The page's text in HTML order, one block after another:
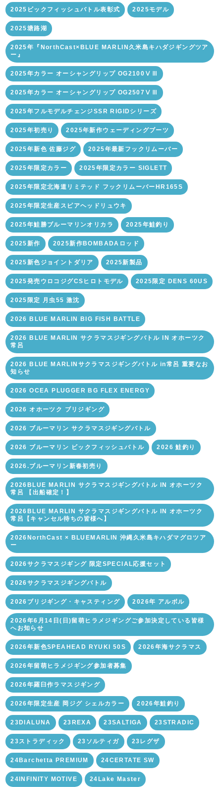
2025ビックフィッシュバトル表彰式 2025モデル
2025塘路湖
2025年『NorthCast×BLUE MARLIN久米島キハダジギングツア
ー』
2025年カラー オーシャングリップ OG2100ⅤⅢ
2025年カラー オーシャングリップ OG2507ⅤⅢ
2025年フルモデルチェンジSSR RIGIDシリーズ
2025年初売り 2025年新作ウェーディングブーツ
2025年新色 佐藤ジグ 2025年最新フックリムーバー
2025年限定カラー 2025年限定カラー SIGLETT
2025年限定北海道リミテッド フックリムーバーHR165S
2025年限定生産スピアヘッドリュウキ
2025年鮭勝ブルーマリンオリカラ 2025年鮭釣り
2025新作 2025新作BOMBADAロッド
2025新色ジョイントダリア 2025新製品
2025発売ウロコジグCSヒロトモデル 2025限定 DENS 60US
2025限定 月虫55 激沈
2026 BLUE MARLIN BIG FISH BATTLE
2026 BLUE MARLIN サクラマスジギングバトル IN オホーツク
常呂
2026 BLUE MARLINサクラマスジギングバトル in常呂 重要なお
知らせ
2026 OCEA PLUGGER BG FLEX ENERGY
2026 オホーツク ブリジギング
2026 ブルーマリン サクラマスジギングバトル
2026 ブルーマリン ビックフィッシュバトル 2026 鮭釣り
2026.ブルーマリン新春初売り
2026BLUE MARLIN サクラマスジギングバトル IN オホーツク
常呂 【出船確定！】
2026BLUE MARLIN サクラマスジギングバトル IN オホーツク
常呂【キャンセル待ちの皆様へ】
2026NorthCast × BLUEMARLIN 沖縄久米島キハダマグロツア
ー
2026サクラマスジギング 限定SPECIAL応援セット
2026サクラマスジギングバトル
2026ブリジギング・キャスティング 2026年 アルボル
2026年6月14日(日)留萌ヒラメジギングご参加決定している皆様
へお知らせ
2026年新色SPEAHEAD RYUKI 50S 2026年海サクラマス
2026年留萌ヒラメジギング参加者募集
2026年羅臼作ラマスジギング
2026年限定生産 岡ジグ シェルカラー 2026年鮭釣り
23DIALUNA 23REXA 23SALTIGA 23STRADIC
23ストラディック 23ソルティガ 23レグザ
24Barchetta PREMIUM 24CERTATE SW
24INFINITY MOTIVE 24Lake Master